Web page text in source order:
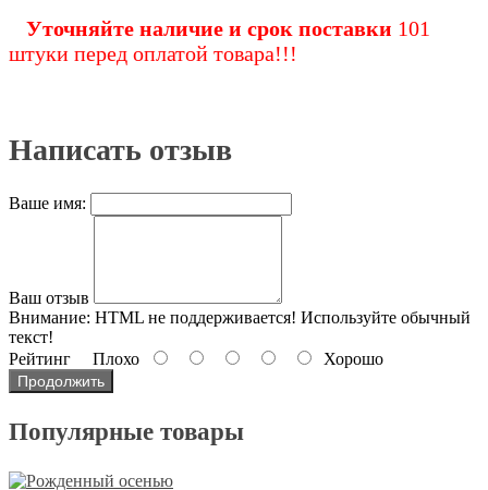
Уточняйте наличие и срок поставки 101
штуки перед оплатой товара!!!
Написать отзыв
Ваше имя:
Ваш отзыв
Внимание: HTML не поддерживается! Используйте обычный
текст!
Рейтинг Плохо Хорошо
Продолжить
Популярные товары